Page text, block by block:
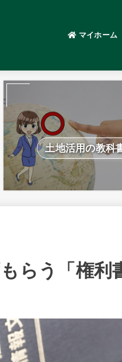
マイホーム
土地活用の教科
らう「権利